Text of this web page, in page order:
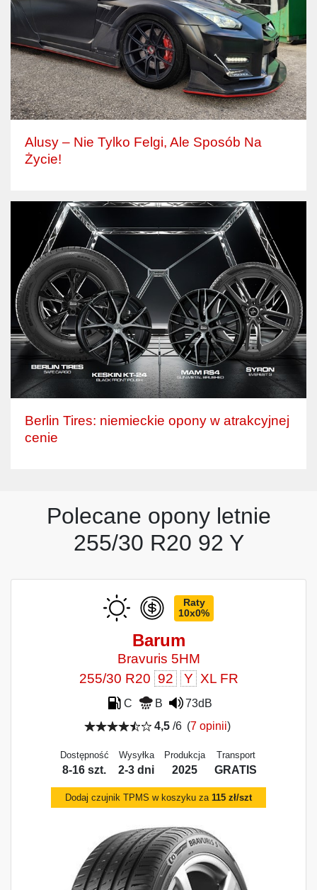
Alusy – Nie Tylko Felgi, Ale Sposób Na
Życie!
Berlin Tires: niemieckie opony w atrakcyjnej
cenie
Polecane opony letnie
255/30 R20 92 Y
Raty
10x0%
Barum
Bravuris 5HM
255/30 R20 92 Y XL FR
C B
73dB
4,5 /6 (7 opinii)
Dostępność
8-16 szt.
Wysyłka
2-3 dni
Produkcja
2025
Transport
GRATIS
Dodaj czujnik TPMS w koszyku za 115 zł/szt